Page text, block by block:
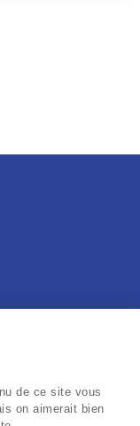
de ce site vous
on aimerait bien
- 3 Bd du 11